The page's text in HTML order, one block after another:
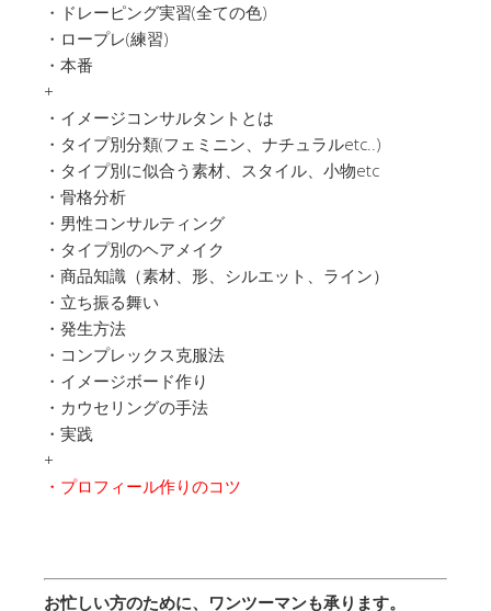
・ドレーピング実習(全ての色)
・ロープレ(練習)
・本番
+
・イメージコンサルタントとは
・タイプ別分類(フェミニン、ナチュラルetc..)
・タイプ別に似合う素材、スタイル、小物etc
・骨格分析
・男性コンサルティング
・タイプ別のヘアメイク
・商品知識（素材、形、シルエット、ライン）
・立ち振る舞い
・発生方法
・コンプレックス克服法
・イメージボード作り
・カウセリングの手法
・実践
+
・プロフィール作りのコツ
お忙しい方のために、ワンツーマンも承ります。